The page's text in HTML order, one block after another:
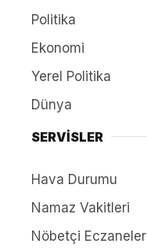
Politika
Ekonomi
Yerel Politika
Dünya
SERVİSLER
Hava Durumu
Namaz Vakitleri
Nöbetçi Eczaneler